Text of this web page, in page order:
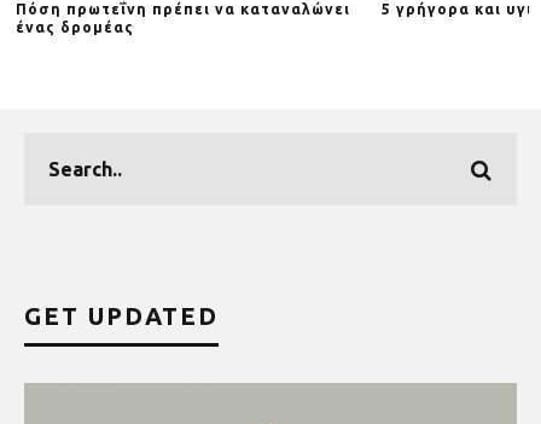
Πόση πρωτεΐνη πρέπει να καταναλώνει
ένας δρομέας
5 γρήγορα και
GET UPDATED